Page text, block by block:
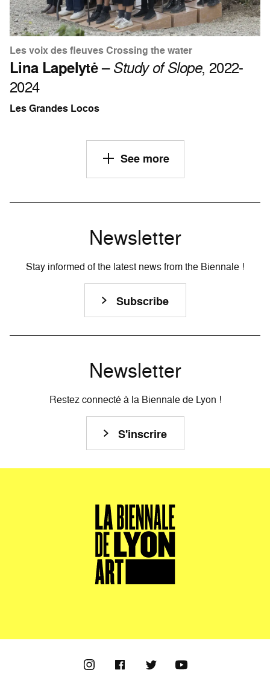
Les voix des fleuves Crossing the water
Lina Lapelytė–Study of Slope, 2022-
2024
Les Grandes Locos
See more
Newsletter
Stay informed of the latest news from the Biennale !
Subscribe
Newsletter
Restez connecté à la Biennale de Lyon !
S'inscrire